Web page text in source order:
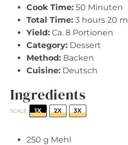
Cook Time: 50 Minuten
Total Time: 3 hours 20
Yield: Ca. 8 Portionen
Category: Dessert
Method: Backen
Cuisine: Deutsch
Ingredients
SCALE 1X 2X 3X
250 g Mehl